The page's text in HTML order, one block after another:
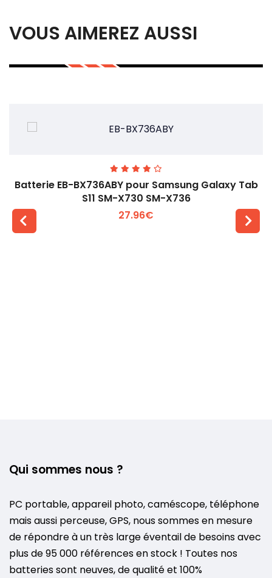
VOUS AIMEREZ AUSSI
Batterie EB-BX736ABY pour Samsung Galaxy Tab
S11 SM-X730 SM-X736
27.96€
Qui sommes nous ?
PC portable, appareil photo, caméscope, téléphone
mais aussi perceuse, GPS, nous sommes en mesure
de répondre à un très large éventail de besoins avec
plus de 95 000 références en stock ! Toutes nos
batteries sont neuves, de qualité et 100%